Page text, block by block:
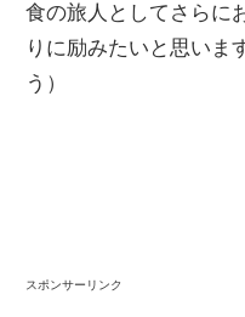
食の旅人としてさらに
りに励みたいと思いま
う）
スポンサーリンク